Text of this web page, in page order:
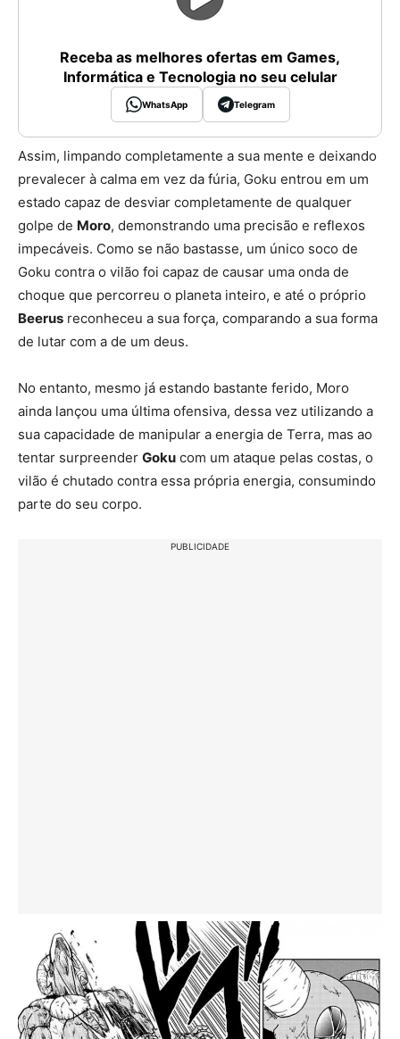
Receba as melhores ofertas em Games,
Informática e Tecnologia no seu celular
WhatsApp Telegram
Assim, limpando completamente a sua mente e deixando
prevalecer à calma em vez da fúria, Goku entrou em um
estado capaz de desviar completamente de qualquer
golpe de Moro, demonstrando uma precisão e reflexos
impecáveis. Como se não bastasse, um único soco de
Goku contra o vilão foi capaz de causar uma onda de
choque que percorreu o planeta inteiro, e até o próprio
Beerus reconheceu a sua força, comparando a sua forma
de lutar com a de um deus.
No entanto, mesmo já estando bastante ferido, Moro
ainda lançou uma última ofensiva, dessa vez utilizando a
sua capacidade de manipular a energia de Terra, mas ao
tentar surpreender Goku com um ataque pelas costas, o
vilão é chutado contra essa própria energia, consumindo
parte do seu corpo.
PUBLICIDADE